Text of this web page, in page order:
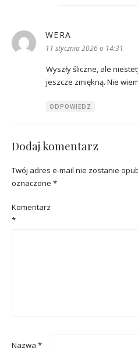
WERA
11 stycznia 2026 o 14:31
Wyszły śliczne, ale
jeszcze zmiękną. Nie
ODPOWIEDZ
Dodaj komentarz
Twój adres e-mail nie zostanie
oznaczone *
Komentarz
*
Nazwa *